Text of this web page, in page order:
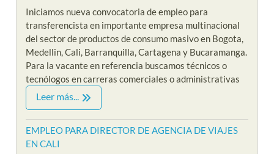
Iniciamos nueva convocatoria de empleo para
transferencista en importante empresa multinacional
del sector de productos de consumo masivo en Bogota,
Medellin, Cali, Barranquilla, Cartagena y Bucaramanga.
Para la vacante en referencia buscamos técnicos o
tecnólogos en carreras comerciales o administrativas
Leer más...
EMPLEO PARA DIRECTOR DE AGENCIA DE VIAJES
EN CALI